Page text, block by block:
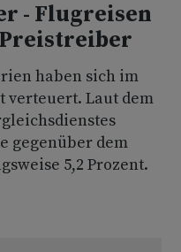
- Flugreisen
haben sich im
verteuert. Laut dem
gegenüber dem
5,2 Prozent.